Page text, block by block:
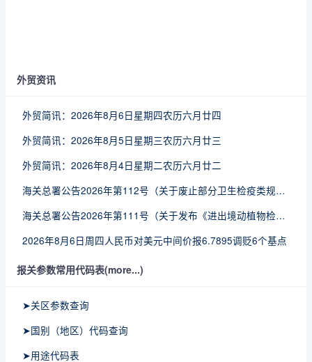
外贸资讯
外贸简讯：2026年8月6日星期四农历六月廿四
外贸简讯：2026年8月5日星期三农历六月廿三
外贸简讯：2026年8月4日星期二农历六月廿二
海关总署公告2026年第112号（关于废止部分卫生检疫类规范性文件的公告）
海关总署公告2026年第111号（关于发布《进出境动植物检疫处理监督管理工作规定》《进出境卫生处理监督管理工作规定》的公告）
2026年8月6日周四人民币对美元中间价报6.7895调贬6个基点
报关参数常用代码表(more...)
➤关区参数查询
➤国别（地区）代码查询
➤用途代码表